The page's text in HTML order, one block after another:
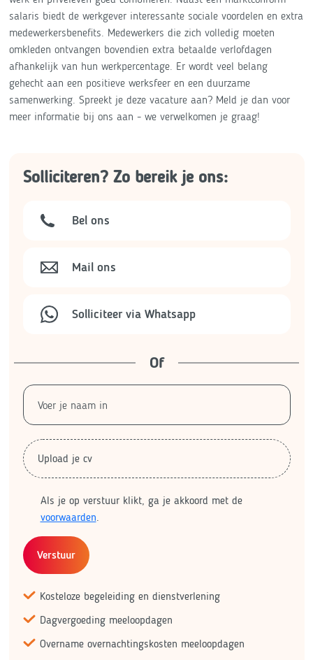
salaris biedt de werkgever interessante sociale voordelen en extra
medewerkersbenefits. Medewerkers die zich volledig moeten
omkleden ontvangen bovendien extra betaalde verlofdagen
afhankelijk van hun werkpercentage. Er wordt veel belang
gehecht aan een positieve werksfeer en een duurzame
samenwerking. Spreekt je deze vacature aan? Meld je dan voor
meer informatie bij ons aan - we verwelkomen je graag!
Solliciteren? Zo bereik je ons:
Bel ons
Mail ons
Solliciteer via Whatsapp
Of
Upload je cv
Als je op verstuur klikt, ga je akkoord met de
voorwaarden.
Verstuur
Kosteloze begeleiding en dienstverlening
Dagvergoeding meeloopdagen
Overname overnachtingskosten meeloopdagen